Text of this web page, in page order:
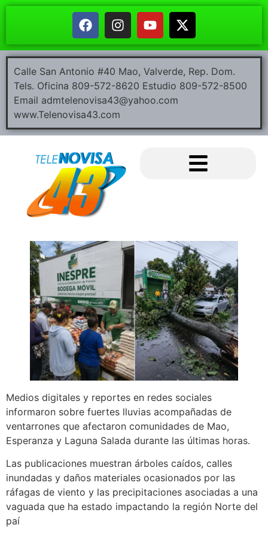
Calle San Antonio #40 Mao, Valverde, Rep. Dom.
Tels. Oficina 809-572-8620 Estudio 809-572-8500
Email admtelenovisa43@yahoo.com
www.Telenovisa43.com
Medios digitales y reportes en redes sociales
informaron sobre fuertes lluvias acompañadas de
ventarrones que afectaron comunidades de Mao,
Esperanza y Laguna Salada durante las últimas horas.
Las publicaciones muestran árboles caídos, calles
inundadas y daños materiales ocasionados por las
ráfagas de viento y las precipitaciones asociadas a una
vaguada que ha estado impactando la región Norte del
paí